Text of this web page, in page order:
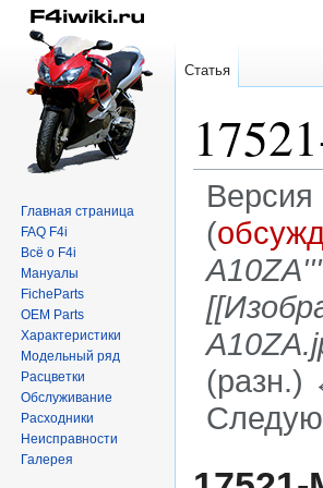
(
(разн.)
Статья
Главная страница
FAQ F4i
Всё о F4i
Мануалы
FicheParts
OEM Parts
Характеристики
Модельный ряд
Расцветки
Обслуживание
Расходники
Неисправности
Галерея